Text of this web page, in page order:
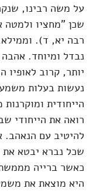
על משה רבינו,
שכן "מחציו ולמטה
רבה יא, ד). וממילא,
נבדל ומיוחד. אהבה
יותר, קרוב לאופיו
נעשות בעלות
הייחודית
רואה את הייחודי
להיטיב עם הנאהב.
שכל נברא יבטא את
כאשר ברייה מממשת
היא מוצאת את